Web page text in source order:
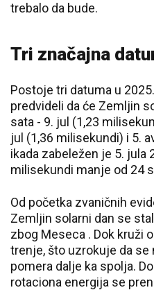
trebalo da bude.
Tri značajna
Postoje tri datuma u
predvideli da će Zemljin
sata - 9. jul (1,23
jul (1,36 milisekundi) i 5.
ikada zabeležen je 5. jula
milisekundi manje od 24
Od početka zvaničnih
Zemljin solarni dan se
zbog Meseca . Dok kruži
trenje, što uzrokuje da se
pomera dalje ka spolja.
rotaciona energija se